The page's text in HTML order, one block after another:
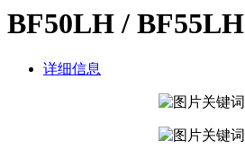
BF50LH / BF55LH
详细信息